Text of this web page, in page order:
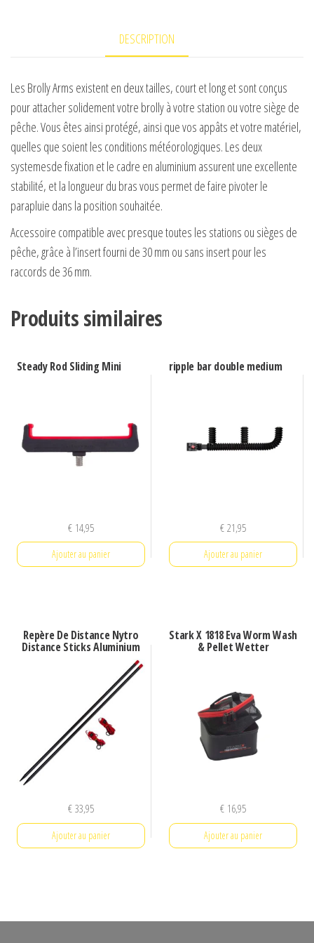
DESCRIPTION
Les Brolly Arms existent en deux tailles, court et long et sont conçus
pour attacher solidement votre brolly à votre station ou votre siège de
pêche. Vous êtes ainsi protégé, ainsi que vos appâts et votre matériel,
quelles que soient les conditions météorologiques. Les deux
systemesde fixation et le cadre en aluminium assurent une excellente
stabilité, et la longueur du bras vous permet de faire pivoter le
parapluie dans la position souhaitée.
Accessoire compatible avec presque toutes les stations ou sièges de
pêche, grâce à l’insert fourni de 30 mm ou sans insert pour les
raccords de 36 mm.
Produits similaires
Steady Rod Sliding Mini
€14,95
Ajouter au panier
ripple bar double medium
€21,95
Ajouter au panier
Repère De Distance Nytro
Distance Sticks Aluminium
€33,95
Ajouter au panier
Stark X 1818 Eva Worm Wash
& Pellet Wetter
€ 16,95
Ajouter au panier